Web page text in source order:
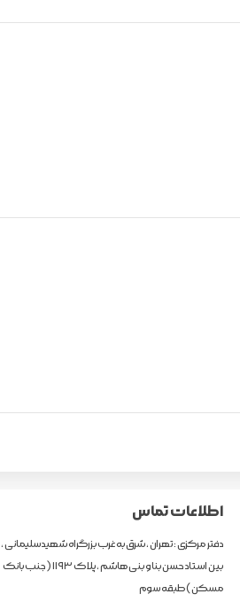
اطلاعات تماس
دفتر مرکزی : تهران ، شرق به غرب بزرگراه شهیدسلیمانی ،
بین استاد حسن بنا و بنی هاشم ، پلاک 1193 ( جنب بانک
مسکن ) طبقه سوم